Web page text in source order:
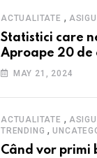
ACTUALITATE ,
Statistici care
Aproape 20 de
România, iar
nici 40 de lei
MAY 21, 2024
ACTUALITATE ,
TRENDING ,
Când vor primi